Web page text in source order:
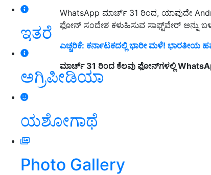
ಇತರೆ
ಅಗ್ರಿಪೀಡಿಯಾ
ಯಶೋಗಾಥೆ
Photo Gallery
WhatsApp ಮಾರ್ಚ್ 31 ರಿಂದ, ಯಾವುದೇ
ಫೋನ್ ಸಂದೇಶ ಕಳುಹಿಸುವ ಸಾಫ್ಟ್‌ವೇರ್ ಅನ್ನು
ಎಚ್ಚರಿಕೆ: ಕರ್ನಾಟಕದಲ್ಲಿ ಭಾರೀ ಮಳೆ!
ಮಾರ್ಚ್ 31 ರಿಂದ ಕೆಲವು ಫೋನ್‌ಗಳಲ್ಲಿ